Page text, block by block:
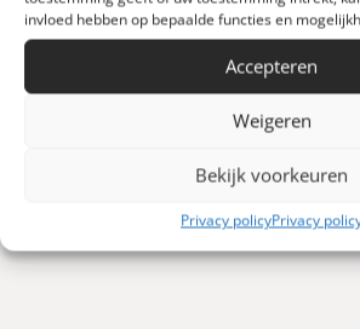
invloed hebben op bepaalde functies en
Accepteren
Weigeren
Bekijk voorkeuren
Privacy policyPrivacy
Slecht
Er zijn nog geen beoordelingen.